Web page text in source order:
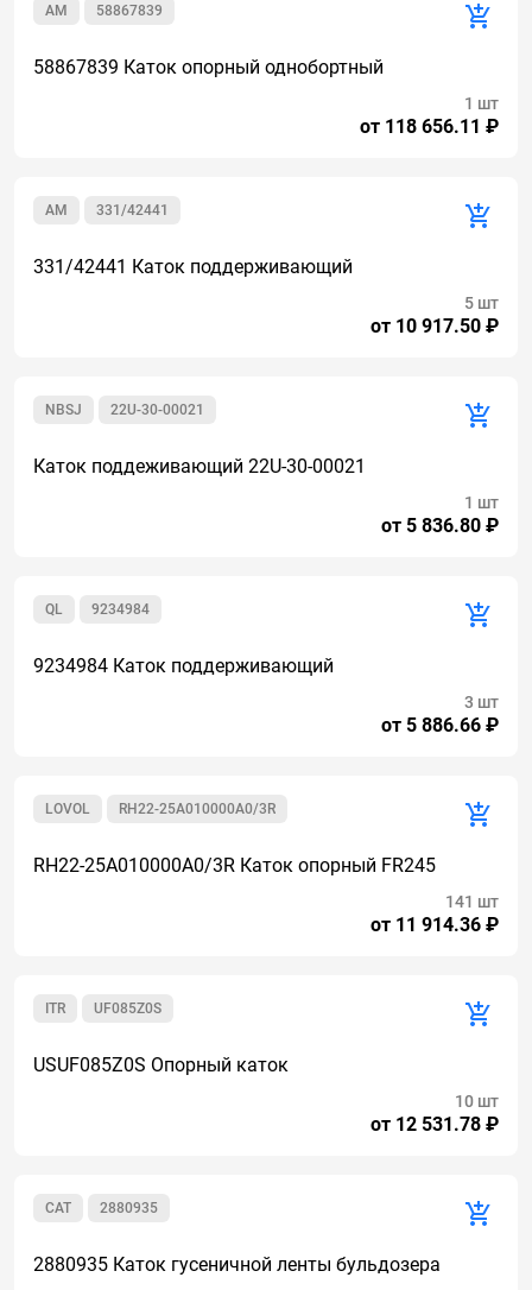
58867839
AM
58867839 Каток опорный однобортный
от 118 656.11 ₽
1 шт
331/42441
AM
331/42441 Каток поддерживающий
от 10 917.50 ₽
5 шт
22U-30-00021
NBSJ
Каток поддеживающий 22U-30-00021
от 5 836.80 ₽
1 шт
9234984
QL
9234984 Каток поддерживающий
от 5 886.66 ₽
3 шт
RH22-25A010000A0/3R
LOVOL
RH22-25A010000A0/3R Каток опорный FR245
от 11 914.36 ₽
141 шт
UF085Z0S
ITR
USUF085Z0S Опорный каток
от 12 531.78 ₽
10 шт
2880935
CAT
2880935 Каток гусеничной ленты бульдозера